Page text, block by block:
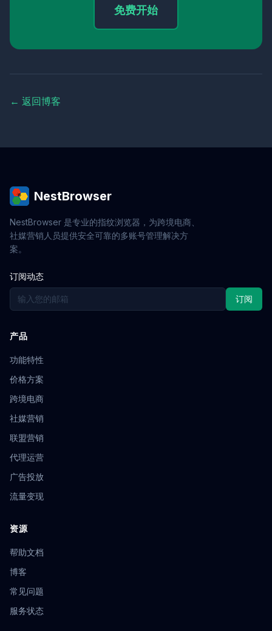
免费开始
← 返回博客
NestBrowser
NestBrowser 是专业的指纹浏览器，为跨境电商、
社媒营销人员提供安全可靠的多账号管理解决方
案。
订阅动态
订阅
产品
功能特性
价格方案
跨境电商
社媒营销
联盟营销
代理运营
广告投放
流量变现
资源
帮助文档
博客
常见问题
服务状态